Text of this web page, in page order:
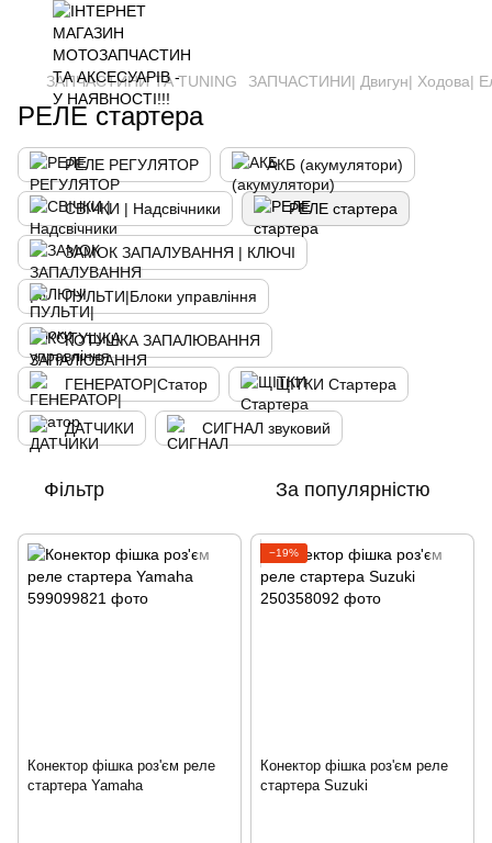
ЗАПЧАСТИНИ ТА ТUNING ЗАПЧАСТИНИ| Двигун| Ходова|
РЕЛЕ стартера
РЕЛЕ РЕГУЛЯТОР АКБ (акумулятори)
СВІЧКИ | Надсвічники РЕЛЕ стартера
ЗАМОК ЗАПАЛУВАННЯ | КЛЮЧІ
ПУЛЬТИ|Блоки управління
КОТУШКА ЗАПАЛЮВАННЯ
ГЕНЕРАТОР|Статор ЩІТКИ Стартера
ДАТЧИКИ СИГНАЛ звуковий
Фільтр За популярністю
Конектор фішка роз'єм реле
стартера Yamaha
−19%
Конектор фішка роз'єм реле
стартера Suzuki